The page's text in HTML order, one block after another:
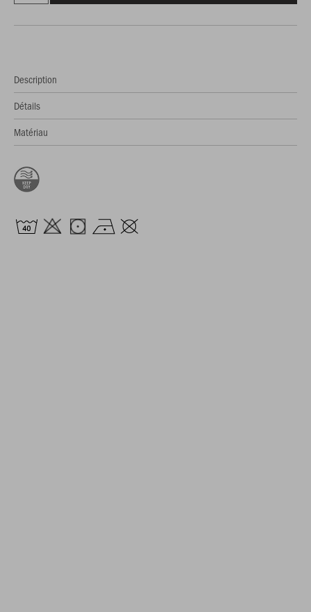
Description
Détails
Matériau